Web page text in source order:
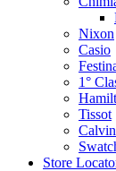
Nixon
Casio
1°
Tissot
Store